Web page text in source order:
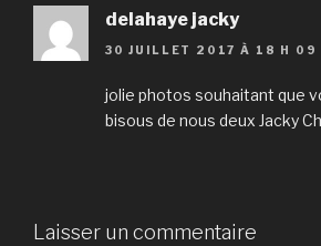
delahaye jacky
30 JUILLET 2017 À 18 H 09
jolie photos souhaitant que
bisous de nous deux Jacky
Laisser un commentaire